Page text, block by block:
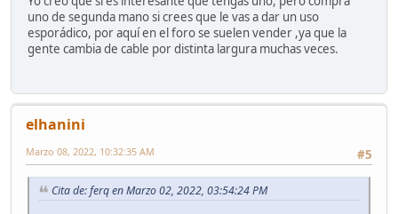
uno de segunda mano si crees que le vas a dar un uso
esporádico, por aquí en el foro se suelen vender ,ya que la
gente cambia de cable por distinta largura muchas veces.
elhanini
#5
Marzo 08, 2022, 10:32:35 AM
Cita de: ferq en Marzo 02, 2022, 03:54:24 PM